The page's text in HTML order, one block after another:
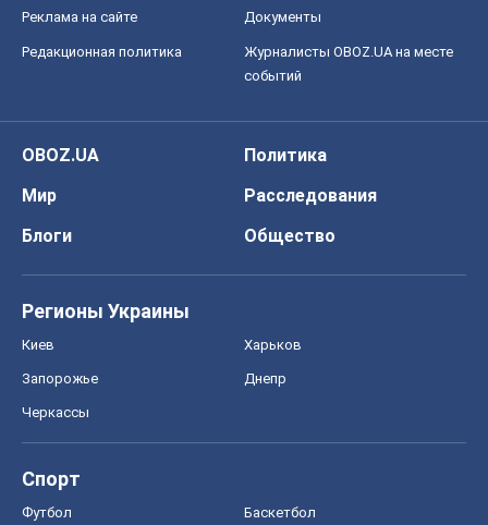
Реклама на сайте Документы
Редакционная политика
Журналисты OBOZ.UA на месте
событий
OBOZ.UA
Политика
Мир
Расследования
Блоги
Общество
Регионы Украины
Киев Харьков
Запорожье Днепр
Черкассы
Спорт
Футбол Баскетбол